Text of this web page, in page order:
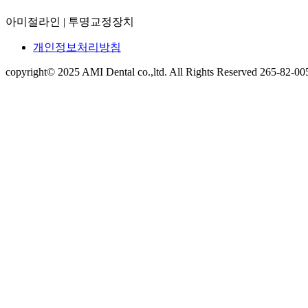
아미절라인 | 투명교정장치
개인정보처리방침
copyright© 2025 AMI Dental co.,ltd. All Rights Reserved 265-82-